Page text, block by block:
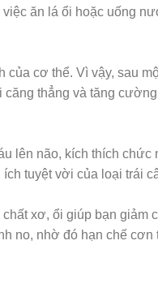
ăn lá ổi hoặc uống
của cơ thể. Vì vậy, sau
căng thẳng và tăng
lên não, kích thích chức
tuyệt vời của loại trái
xơ, ổi giúp bạn giảm
no, nhờ đó hạn chế cơn